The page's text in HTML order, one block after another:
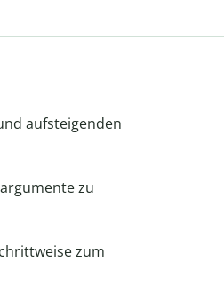
aufsteigenden
zu
zum